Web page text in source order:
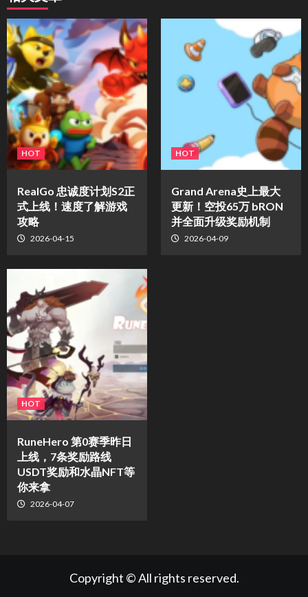
HOT
​RealGo 忠诚度计划S2正
式上线！速度了解游戏
攻略
2026-04-15
HOT
Grand Arena史上最大
更新！空投65万 bRON
并全面升级奖励机制
2026-04-09
HOT
RuneHero 第0赛季昨日
上线，7条奖励路线
USDT奖励和水晶NFT等
你来拿
2026-04-07
Copyright © All rights reserved.